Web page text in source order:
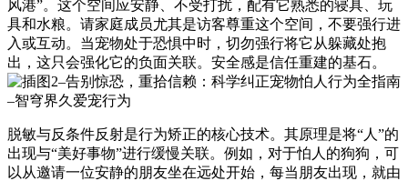
风港”。这个空间应安静、不受打扰，配有它熟悉的寝具、玩
具和水粮。请家庭成员尤其是访客尊重这个空间，不要强行进
入或互动。当宠物处于恐惧中时，切勿强行将它从躲藏处抱
出，这只会强化它的负面关联。安全感是信任重建的基石。
脱敏与反条件反射是行为矫正的核心技术。其原理是将“人”的
出现与“美好事物”进行缓慢关联。例如，对于怕人的狗狗，可
以从邀请一位安静的朋友坐在远处开始，每当朋友出现，就由